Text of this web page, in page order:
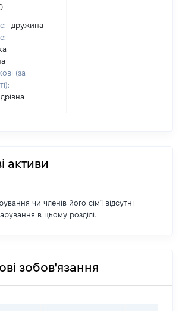
дружина
(за
активи
чи членів його сім'ї відсутні
в цьому розділі.
зобов'язання